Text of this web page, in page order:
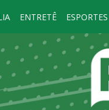
ENTRETÊ ESPORTES